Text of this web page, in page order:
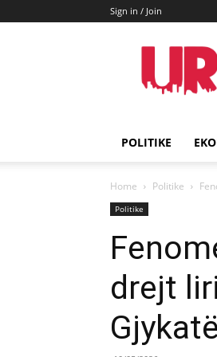
Sign in / Join
POLITIKE
Home Politike
Politike
drejt